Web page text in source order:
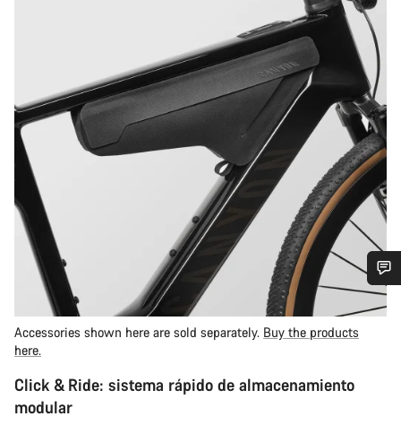
Accessories shown here are sold separately. Buy the products
here.
Click & Ride: sistema rápido de almacenamiento
modular
¿Necesitas ayuda?